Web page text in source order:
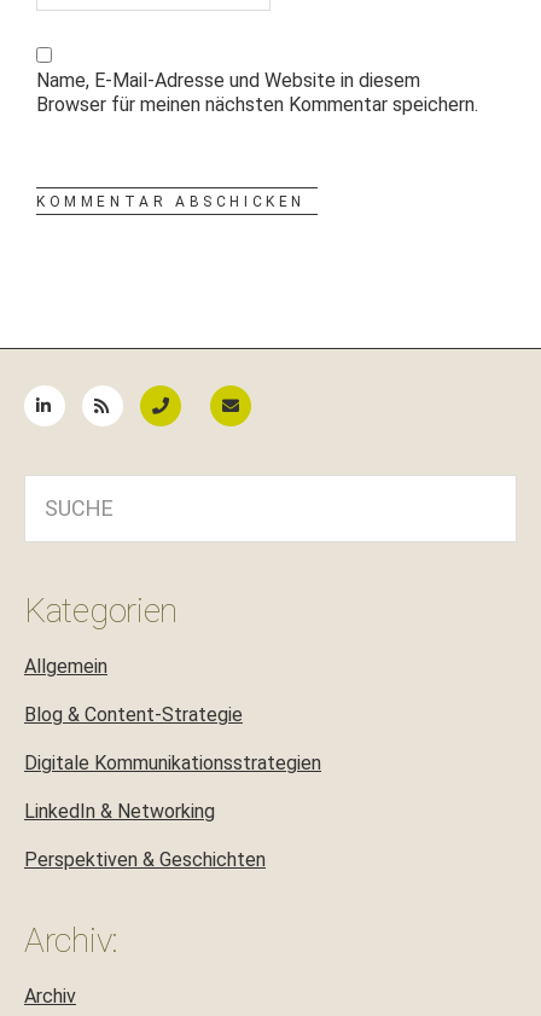
Name, E-Mail-Adresse und Website in diesem
Browser für meinen nächsten Kommentar speichern.
Kategorien
Allgemein
Blog & Content-Strategie
Digitale Kommunikationsstrategien
LinkedIn & Networking
Perspektiven & Geschichten
Archiv:
Archiv